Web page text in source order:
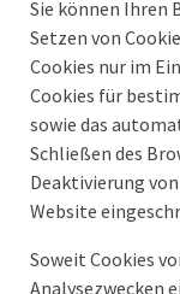
Sie können Ihren
Setzen von
Cookies nur im
Cookies für
sowie das
Schließen des
Deaktivierung
Website
Soweit Cookies
Analysezwecken